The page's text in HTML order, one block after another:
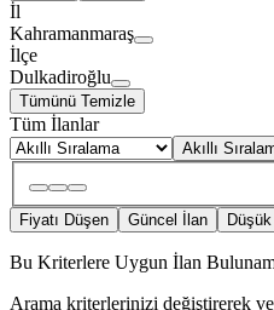
İl
Kahramanmaraş
İlçe
Dulkadiroğlu
Tümünü Temizle
Tüm İlanlar
Akıllı
Fiyatı Düşen Güncel İlan
Bu Kriterlere Uygun İlan
Arama kriterlerinizi değiştirerek